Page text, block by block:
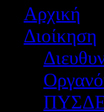
Αρχική
Διοίκηση